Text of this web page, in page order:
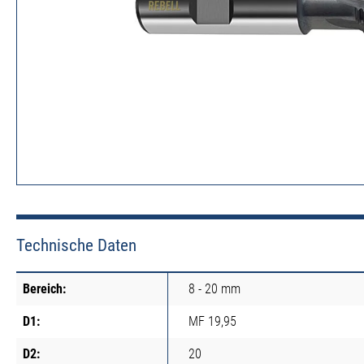
Technische Daten
Bereich: 8 - 20 mm
D1: MF 19,95
D2: 20